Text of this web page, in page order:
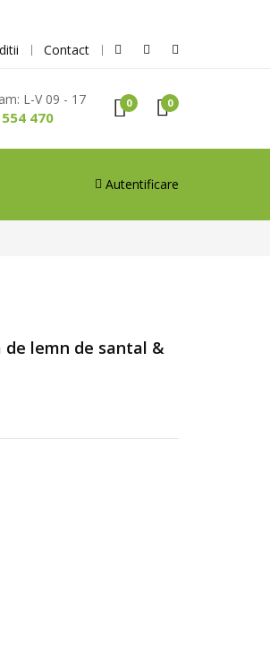
Contact
L-V 09 - 17
470
0 0
Autentificare
lemn de santal &